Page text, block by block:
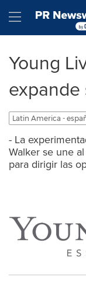
Hamburger
Young
Latin America -
- La
Walker se une
para dirigir las